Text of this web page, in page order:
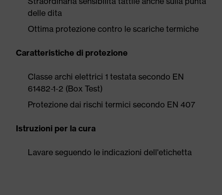
delle dita
Ottima protezione contro le scariche termiche
Caratteristiche di protezione
Classe archi elettrici 1 testata secondo EN
61482-1-2 (Box Test)
Protezione dai rischi termici secondo EN 407
Istruzioni per la cura
Lavare seguendo le indicazioni dell'etichetta